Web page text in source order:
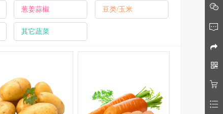
葱姜蒜椒 豆类/玉米
其它蔬菜